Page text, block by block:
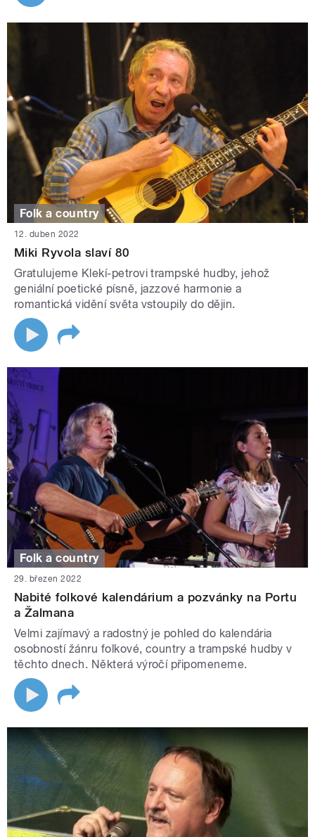
Folk a country
12. duben 2022
Miki Ryvola slaví 80
Gratulujeme Klekí-petrovi trampské hudby, jehož
geniální poetické písně, jazzové harmonie a
romantická vidění světa vstoupily do dějin.
Folk a country
29. březen 2022
Nabité folkové kalendárium a pozvánky na Portu
a Žalmana
Velmi zajímavý a radostný je pohled do kalendária
osobností žánru folkové, country a trampské hudby v
těchto dnech. Některá výročí připomeneme.